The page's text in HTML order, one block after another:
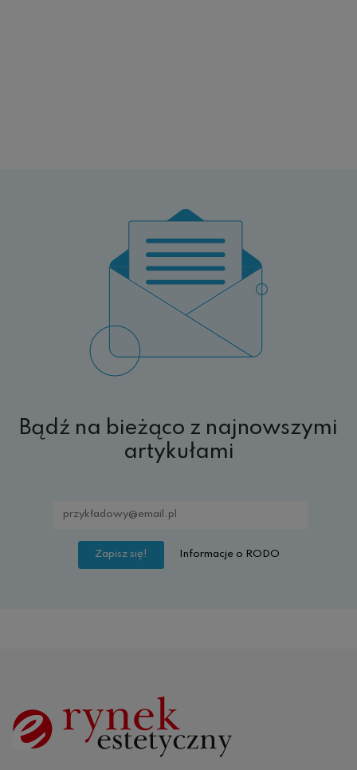
Bądź na bieżąco z najnowszymi
artykułami
Informacje o RODO